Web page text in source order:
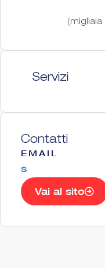
(migliaia
Servizi
Contatti
EMAIL
s
Vai al sito